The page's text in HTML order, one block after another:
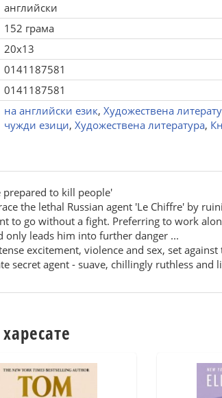
английски
152 грама
20x13
0141187581
0141187581
на английски език, Художествена
чужди езици, Художествена литература,
to kill people'
the lethal Russian agent 'Le Chiffre' by
to go without a fight. Preferring to work
only leads him into further danger ...
excitement, violence and sex, set
secret agent - suave, chillingly ruthless and